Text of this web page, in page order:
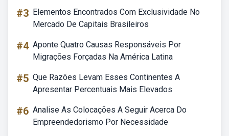
#3 Elementos Encontrados Com Exclusividade No
Mercado De Capitais Brasileiros
#4 Aponte Quatro Causas Responsáveis Por
Migrações Forçadas Na América Latina
#5 Que Razões Levam Esses Continentes A
Apresentar Percentuais Mais Elevados
#6 Analise As Colocações A Seguir Acerca Do
Empreendedorismo Por Necessidade